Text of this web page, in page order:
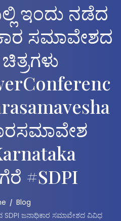
ಇಂದು ನಡೆದ
ಸಮಾವೇಶದ
#SDPI
Blog
ಜನಾಧಿಕಾರ ಸಮಾವೇಶದ ವಿವಿಧ